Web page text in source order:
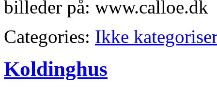
billeder på:
Categories: Ikke
Koldinghus